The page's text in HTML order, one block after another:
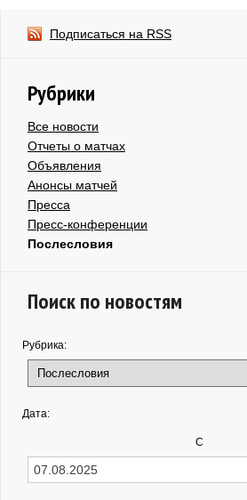
Подписаться на RSS
Рубрики
Все новости
Отчеты о матчах
Объявления
Анонсы матчей
Пресса
Пресс-конференции
Послесловия
Поиск по новостям
Рубрика:
Дата:
С